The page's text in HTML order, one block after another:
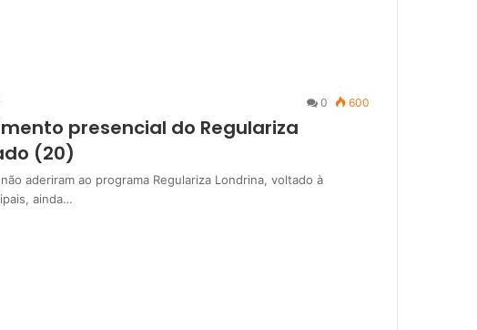
0 600
presencial do Regulariza
(20)
aderiram ao programa Regulariza Londrina, voltado à
ainda…